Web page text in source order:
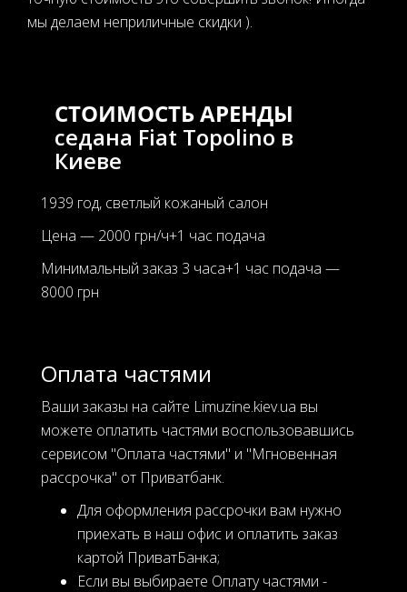
мы делаем неприличные скидки ).
СТОИМОСТЬ АРЕНДЫ
седана Fiat Topolino в
Киеве
1939 год, светлый кожаный салон
Цена — 2000 грн/ч+1 час подача
Минимальный заказ 3 часа+1 час подача —
8000 грн
Оплата частями
Ваши заказы на сайте Limuzine.kiev.ua вы
можете оплатить частями воспользовавшись
сервисом "Оплата частями" и "Мгновенная
рассрочка" от Приватбанк.
Для оформления рассрочки вам нужно
приехать в наш офис и оплатить заказ
картой ПриватБанка;
Если вы выбираете Оплату частями -